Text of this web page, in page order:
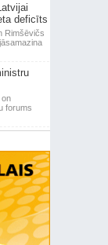
deficīts
Rimšēvičs
on
forums